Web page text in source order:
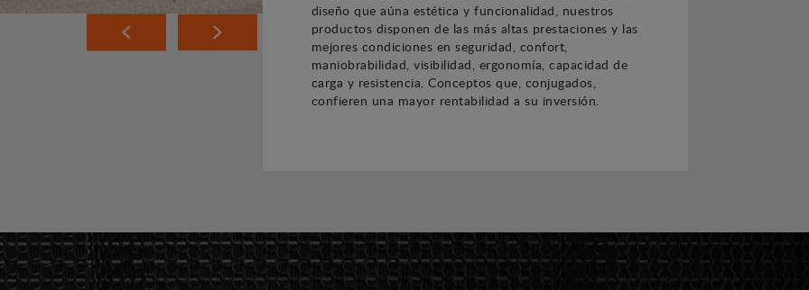
diseño que aúna estética y funcionalidad, nuestros
productos disponen de las más altas prestaciones y las
mejores condiciones en seguridad, confort,
maniobrabilidad, visibilidad, ergonomía, capacidad de
carga y resistencia. Conceptos que, conjugados,
confieren una mayor rentabilidad a su inversión.